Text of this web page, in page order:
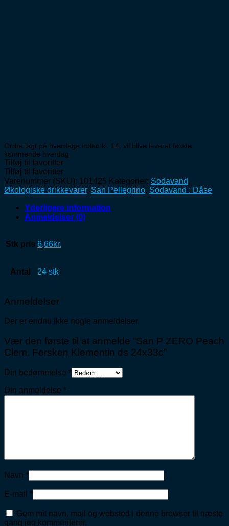
Ordre lagt på hverdage inden kl. 14, vil blive leveret første
kommende hverdag
Tilføj til favoritter
Tilføj til favoritter
Varenummer (SKU): 101425 Kategorier: Sodavand,
Økologiske drikkevarer, San Pellegrino, Sodavand : Dåse
Yderligere information
Anmeldelser (0)
Stk pris 6,66kr.
Antal 24 stk
Anmeldelser
Der er endnu ikke nogle anmeldelser.
Vær den første til at anmelde “San P ZERO Peach
Clem. Fersken Klementin ds 24x33c”
Din bedømmelse *
Din anmeldelse *
Navn *
E-mail *
Gem mit navn, mail og websted i denne browser til næste
gang jeg kommenterer.